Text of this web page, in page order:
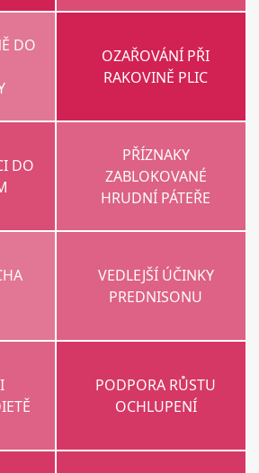
DO
OZAŘOVÁNÍ PŘI
RAKOVINĚ PLIC
DO
PŘÍZNAKY
ZABLOKOVANÉ
HRUDNÍ PÁTEŘE
VEDLEJŠÍ ÚČINKY
PREDNISONU
PODPORA RŮSTU
OCHLUPENÍ